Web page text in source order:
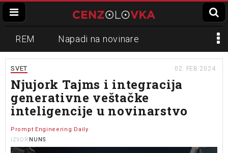
REM Napadi na novinare
Zvučni top
Propaganda Lokalni mediji
Informer Slavko Ćuruvija
SVET 02. FEB 2024.
Njujork Tajms i integracija
generativne veštačke
inteligencije u novinarstvo
Prompt Engineering Daily
IZVOR NUNS